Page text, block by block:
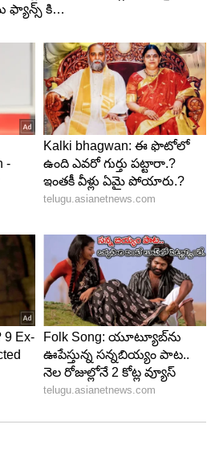
మీ తల చుట్టూ శుభ్రమైన కాటన్
భాగాన్ని వారానికి ఒకసారి శుభ్రం
హెల్మెట్ అస్సలు ధరించవద్దు. దీని
డ్యామేజ్ అయ్యే ప్రమాదం ఉంది.